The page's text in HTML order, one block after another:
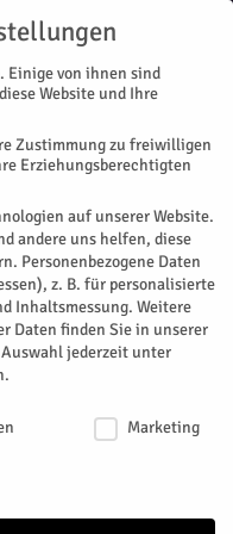
im
Einige von ihnen sind
Website und Ihre
Zustimmung zu freiwilligen
Erziehungsberechtigten
auf unserer Website.
andere uns helfen, diese
Personenbezogene Daten
z. B. für personalisierte
Inhaltsmessung. Weitere
Daten finden Sie in unserer
jederzeit unter
Marketing